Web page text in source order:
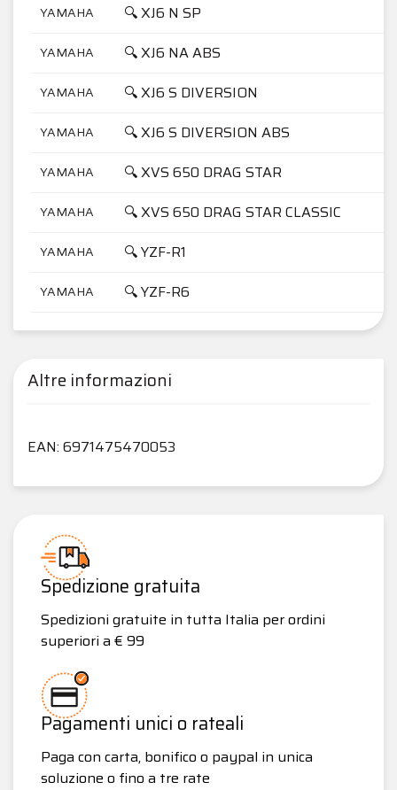
YAMAHA 🔍 XJ6 N SP
YAMAHA 🔍 XJ6 NA ABS
YAMAHA 🔍 XJ6 S DIVERSION
YAMAHA 🔍 XJ6 S DIVERSION ABS
YAMAHA 🔍 XVS 650 DRAG STAR
YAMAHA 🔍 XVS 650 DRAG STAR CLASSIC
YAMAHA 🔍 YZF-R1
YAMAHA 🔍 YZF-R6
Altre informazioni
EAN: 6971475470053
Spedizione gratuita
Spedizioni gratuite in tutta Italia per ordini
superiori a € 99
Pagamenti unici o rateali
Paga con carta, bonifico o paypal in unica
soluzione o fino a tre rate